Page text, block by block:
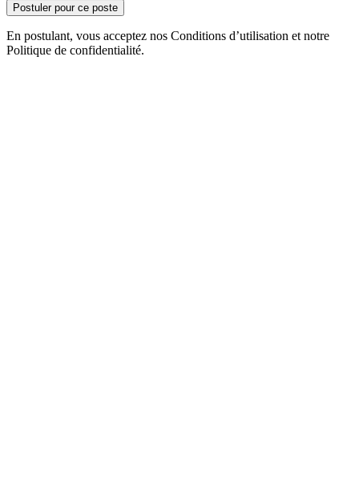
Postuler pour ce poste
En postulant, vous acceptez nos Conditions d’utilisation et notre
Politique de confidentialité.